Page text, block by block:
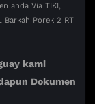
anda Via TIKI,
Barkah Porek 2 RT
kami
Dokumen